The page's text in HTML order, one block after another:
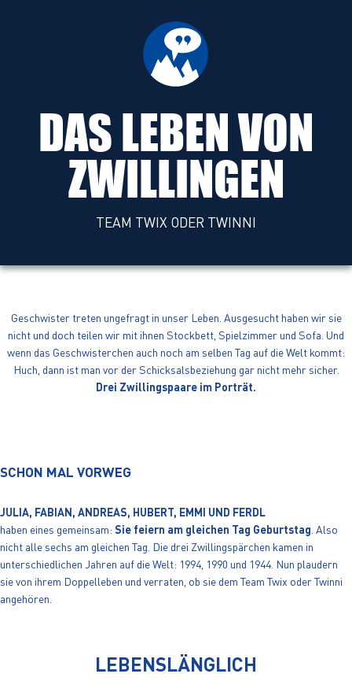
DAS LEBEN VON
ZWILLINGEN
TEAM TWIX ODER TWINNI
Geschwister treten ungefragt in unser Leben. Ausgesucht haben wir sie
nicht und doch teilen wir mit ihnen Stockbett, Spielzimmer und Sofa. Und
wenn das Geschwisterchen auch noch am selben Tag auf die Welt kommt:
Huch, dann ist man vor der Schicksalsbeziehung gar nicht mehr sicher.
Drei Zwillingspaare im Porträt.
SCHON MAL VORWEG
JULIA, FABIAN, ANDREAS, HUBERT, EMMI UND FERDL
haben eines gemeinsam: Sie feiern am gleichen Tag Geburtstag . Also
nicht alle sechs am gleichen Tag. Die drei Zwillingspärchen kamen in
unterschiedlichen Jahren auf die Welt: 1994, 1990 und 1944. Nun plaudern
sie von ihrem Doppelleben und verraten, ob sie dem Team Twix oder Twinni
angehören.
LEBENSLÄNGLICH